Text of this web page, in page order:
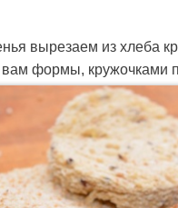
вырезаем из хлеба
формы, кружочками